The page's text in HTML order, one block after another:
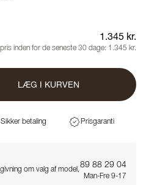
1.345 kr.
inden for de seneste 30 dage: 1.345 kr.
LÆG I KURVEN
Sikker betaling Prisgaranti
om valg af model,
89 88 29 04
Man-Fre 9-17